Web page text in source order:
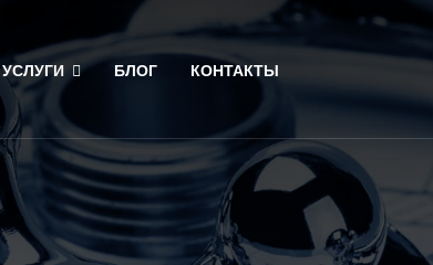
УСЛУГИ БЛОГ КОНТАКТЫ